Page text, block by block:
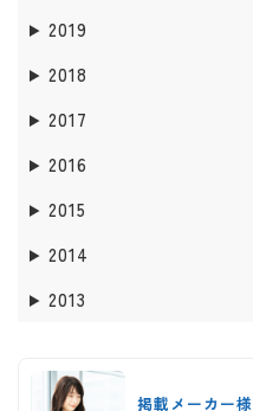
2019
2018
2017
2016
2015
2014
2013
掲載メーカー様